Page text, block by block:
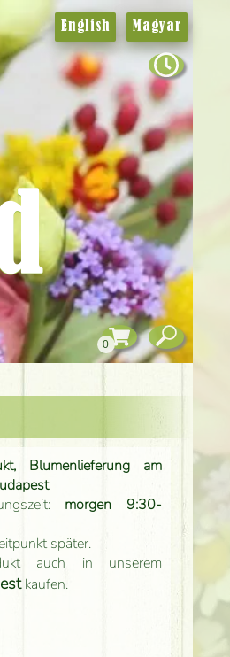
Blumenlieferung am
morgen 9:30-
später.
auch in unserem
kaufen.
English Magyar
0